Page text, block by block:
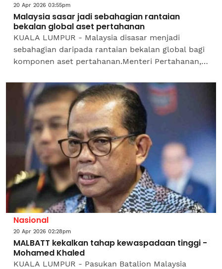
20 Apr 2026 03:55pm
Malaysia sasar jadi sebahagian rantaian
bekalan global aset pertahanan
KUALA LUMPUR - Malaysia disasar menjadi
sebahagian daripada rantaian bekalan global bagi
komponen aset pertahanan.Menteri Pertahanan,
negara ini mempunyai...
Nasional
20 Apr 2026 02:28pm
MALBATT kekalkan tahap kewaspadaan tinggi -
Mohamed Khaled
KUALA LUMPUR - Pasukan Batalion Malaysia